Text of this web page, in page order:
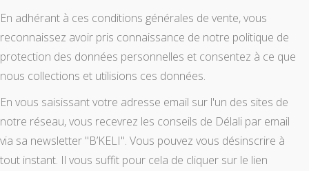
En adhérant à ces conditions générales de vente, vous
reconnaissez avoir pris connaissance de notre politique de
protection des données personnelles et consentez à ce que
nous collections et utilisions ces données.
En vous saisissant votre adresse email sur l'un des sites de
notre réseau, vous recevrez les conseils de Délali par email
via sa newsletter "B’KELI". Vous pouvez vous désinscrire à
tout instant. Il vous suffit pour cela de cliquer sur le lien